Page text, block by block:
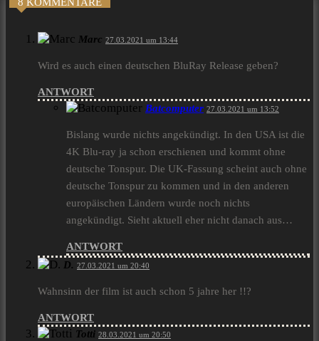
8 KOMMENTARE
Marc 27.03.2021 um 13:44
Wird es auch einen deutschen BluRay Release geben?
ANTWORT
Batcomputer 27.03.2021 um 13:52
Bislang wurde nichts angekündigt. In den USA ist die
4K Blu-ray ja schon erschienen und kommt ohne
deutsche Tonspur. Die UK-Fassung scheint auch ohne
deutsche Tonspur zu kommen und in den anderen
europäischen Ländern wurde noch nichts
angekündigt. Sieht aktuell eher nicht danach aus…
ANTWORT
D. 27.03.2021 um 20:40
Wahnsinn der film ist auch schon 5 jahre her !!?
ANTWORT
Totti 28.03.2021 um 20:50